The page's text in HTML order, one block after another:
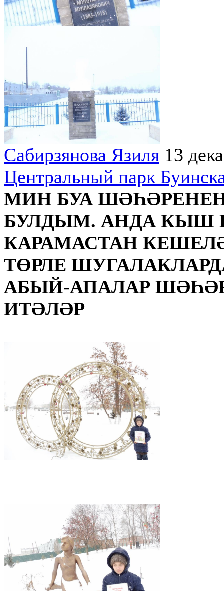
Сабирзянова Язиля 13
Центральный парк
МИН БУА
БУЛДЫМ. АНДА КЫШ
КАРАМАСТАН
ТӨРЛЕ
АБЫЙ-АПАЛАР
ИТӘЛӘР